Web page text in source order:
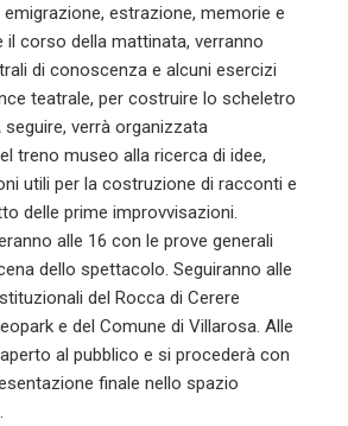
estrazione, memorie e
il corso della mattinata, verranno
di conoscenza e alcuni esercizi
teatrale, per costruire lo scheletro
seguire, verrà organizzata
treno museo alla ricerca di idee,
utili per la costruzione di racconti e
delle prime improvvisazioni.
alle 16 con le prove generali
dello spettacolo. Seguiranno alle
del Rocca di Cerere
e del Comune di Villarosa. Alle
al pubblico e si procederà con
finale nello spazio